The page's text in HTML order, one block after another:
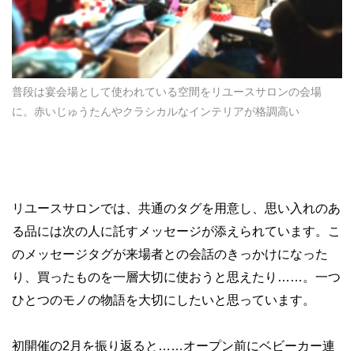
普段は宴会場として使われている空間をリユースサロンの会場
に。赤いじゅうたんやクラシカルなインテリアが格調高い
リユースサロンでは、共通のタグを用意し、思い入れのあ
る品には次の人に託すメッセージが添えられています。こ
のメッセージタグが来場者との会話のきっかけになった
り、買ったものを一層大切に使おうと思えたり……。一つ
ひとつのモノの物語を大切にしたいと思っています。
初開催の2月を振り返ると……オープン前にベビーカー連